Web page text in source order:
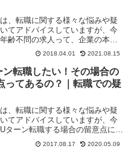
、転職に関する様々な悩みや疑
てアドバイスしていますが、今
齢不問の求人って、企業の本音
本当に何歳でも採用されるか、に
です。転職の際は、年齢を気にす
多いものです。年齢が高ければ
採用の確率は低く...
2018.04.01 2021.08.15
ン転職したい！その場合の
ってあるの？｜転職での疑
、転職に関する様々な悩みや疑
てアドバイスしていますが、今
ターン転職する場合の留意点につ
す。大学入学のタイミングや、新
就職時に首都圏に出てきた方も多
2017.08.17 2020.05.09